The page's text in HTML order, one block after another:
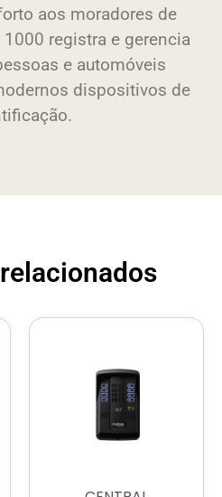
aos moradores de
registra e gerencia
e automóveis
dispositivos de